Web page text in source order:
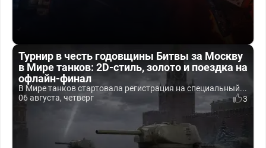
Турнир в честь годовщины Битвы за Москву
в Мире танков: 2D-стиль, золото и поездка на
офлайн-финал
В Мире танков стартовала регистрация на специальный...
06 августа, четверг
3